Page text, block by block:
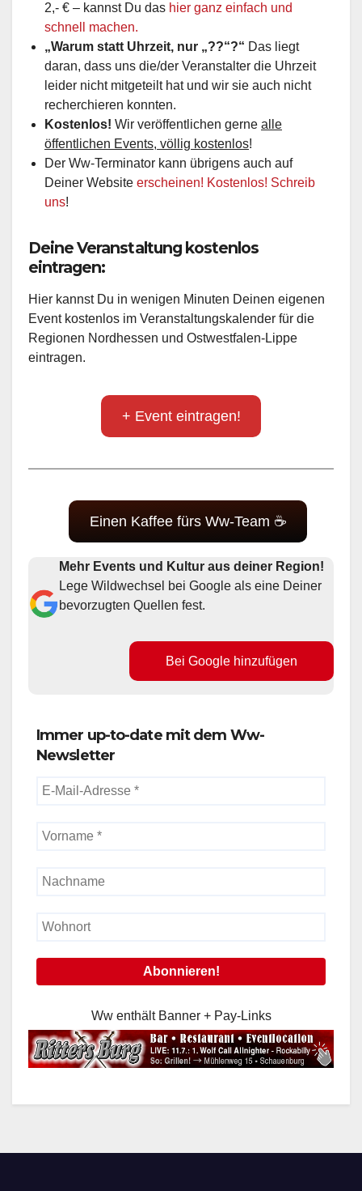
2,- € – kannst Du das hier ganz einfach und
schnell machen.
„Warum statt Uhrzeit, nur „??“?“ Das liegt
daran, dass uns die/der Veranstalter die Uhrzeit
leider nicht mitgeteilt hat und wir sie auch nicht
recherchieren konnten.
Kostenlos! Wir veröffentlichen gerne alle
öffentlichen Events, völlig kostenlos!
Der Ww-Terminator kann übrigens auch auf
Deiner Website erscheinen! Kostenlos! Schreib
uns!
Deine Veranstaltung kostenlos
eintragen:
Hier kannst Du in wenigen Minuten Deinen eigenen
Event kostenlos im Veranstaltungskalender für die
Regionen Nordhessen und Ostwestfalen-Lippe
eintragen.
+ Event eintragen!
Einen Kaffee fürs Ww-Team ☕
Mehr Events und Kultur aus deiner Region!
Lege Wildwechsel bei Google als eine Deiner
bevorzugten Quellen fest.
Bei Google hinzufügen
Immer up-to-date mit dem Ww-
Newsletter
Ww enthält Banner + Pay-Links